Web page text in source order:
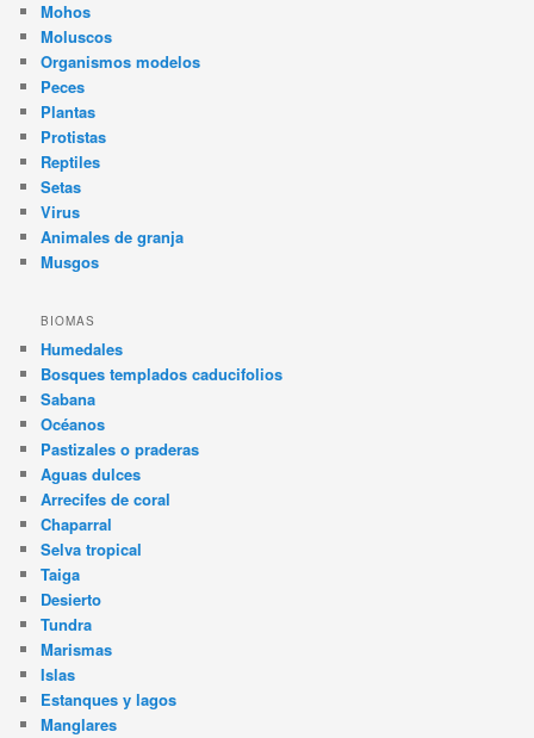
Mohos
Moluscos
Organismos modelos
Peces
Plantas
Protistas
Reptiles
Setas
Virus
Animales de granja
Musgos
BIOMAS
Humedales
Bosques templados caducifolios
Sabana
Océanos
Pastizales o praderas
Aguas dulces
Arrecifes de coral
Chaparral
Selva tropical
Taiga
Desierto
Tundra
Marismas
Islas
Estanques y lagos
Manglares